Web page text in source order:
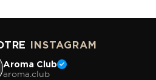
INSTAGRAM
Aroma Club
aroma.club